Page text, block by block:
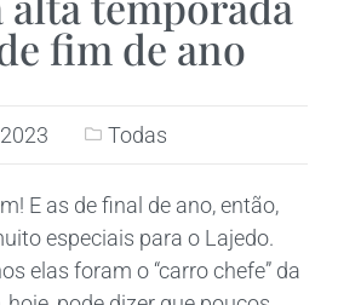
fim de ano
Todas
E as de final de ano, então,
especiais para o Lajedo.
elas foram o “carro chefe” da